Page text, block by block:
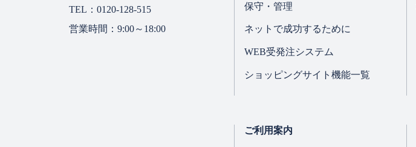
保守・管理
ネットで成功するために
WEB受発注システム
ショッピングサイト機能一覧
ご利用案内
TEL：0120-128-515
営業時間：9:00～18:00